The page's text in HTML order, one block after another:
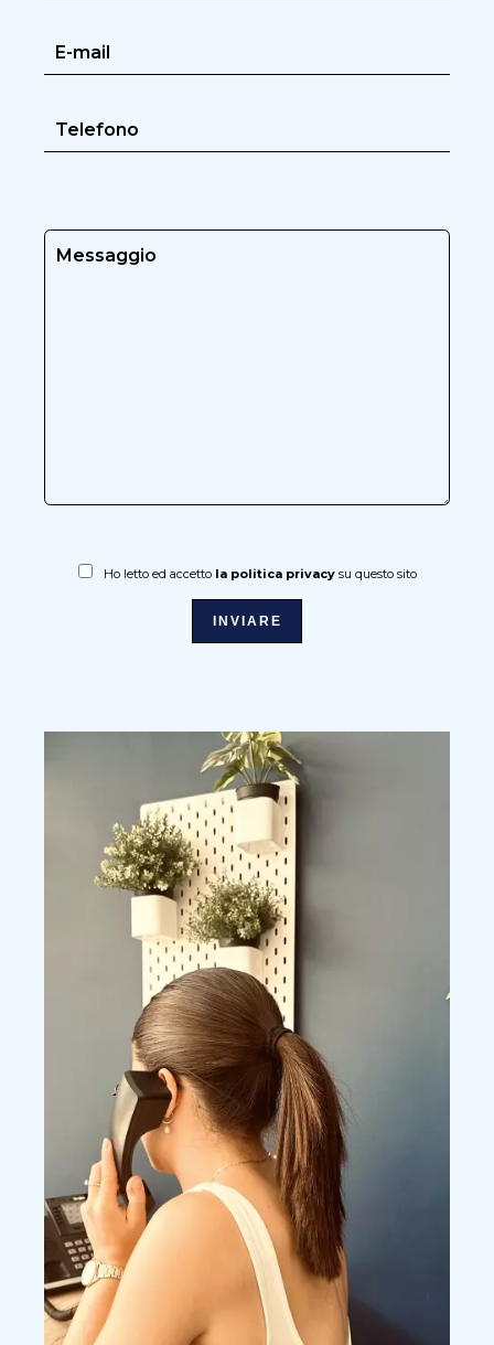
Ho letto ed accetto la politica privacysu questo sito
INVIARE